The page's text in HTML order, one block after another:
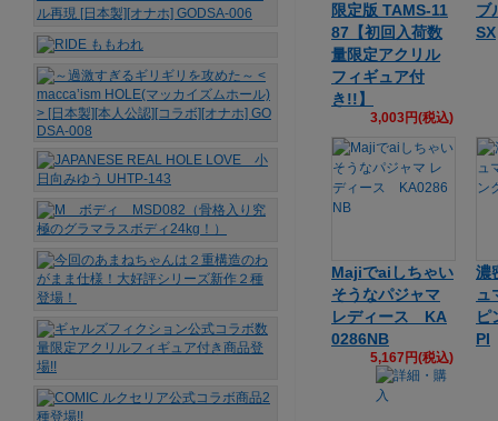
限定版 TAMS-11
87【初回入荷数
量限定アクリル
フィギュア付
き!!】
3,003円(税込)
ブ
SX
Majiでaiしちゃい
そうなパジャマ
レディース KA
0286NB
5,167円(税込)
濃
ュ
PI